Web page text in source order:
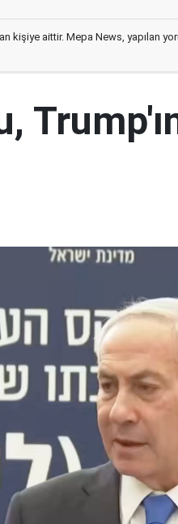
kişiye aittir. Mepa News, yapılan